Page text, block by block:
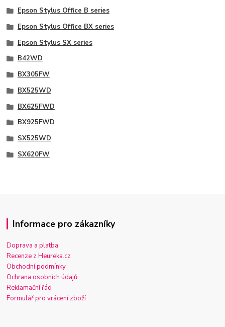
Epson Stylus Office B series
Epson Stylus Office BX series
Epson Stylus SX series
B42WD
BX305FW
BX525WD
BX625FWD
BX925FWD
SX525WD
SX620FW
Informace pro zákazníky
Doprava a platba
Recenze z Heureka.cz
Obchodní podmínky
Ochrana osobních údajů
Reklamační řád
Formulář pro vrácení zboží